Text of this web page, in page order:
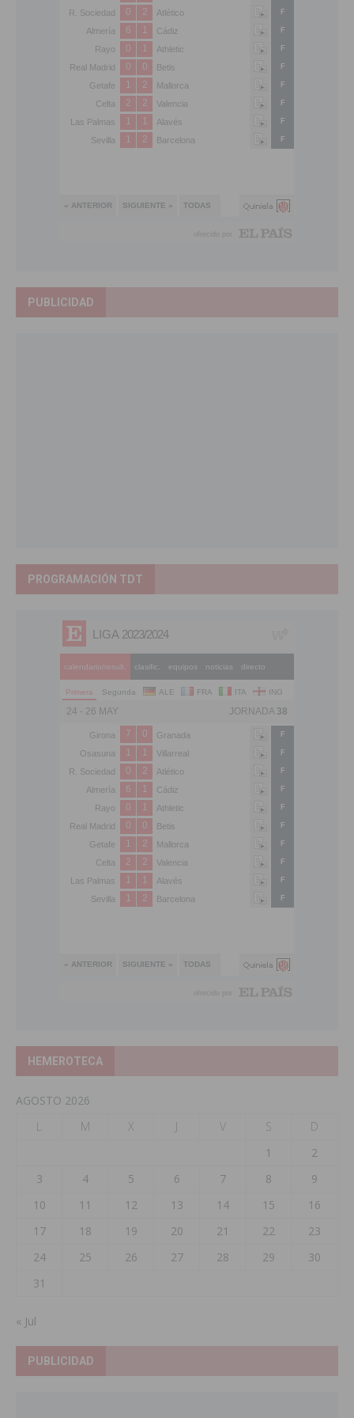
PUBLICIDAD
PROGRAMACIÓN TDT
HEMEROTECA
AGOSTO 2026
L
M X J V S
D
1
2
3
4 5 6 7 8
9
10
11 12 13 14 15
16
17
18 19 20 21 22
23
24
25 26 27 28 29
30
31
« Jul
PUBLICIDAD